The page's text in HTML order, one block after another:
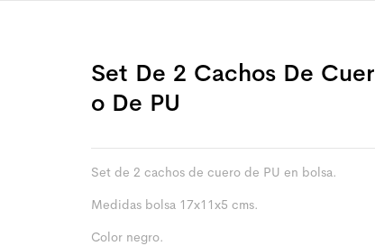
Set De 2 Cachos De Cuer
O De PU
Set de 2 cachos de cuero de PU en bolsa.
Medidas bolsa 17x11x5 cms.
Color negro.